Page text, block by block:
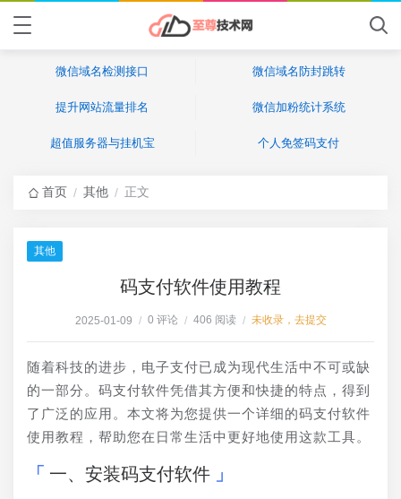
微信域名检测接口 微信域名防封跳转
提升网站流量排名 微信加粉统计系统
超值服务器与挂机宝 个人免签码支付
首页 / 其他 / 正文
其他
码支付软件使用教程
2025-01-09 / 0 评论 / 406 阅读 / 未收录，去提交
随着科技的进步，电子支付已成为现代生活中不可或缺
的一部分。码支付软件凭借其方便和快捷的特点，得到
了广泛的应用。本文将为您提供一个详细的码支付软件
使用教程，帮助您在日常生活中更好地使用这款工具。
一、安装码支付软件